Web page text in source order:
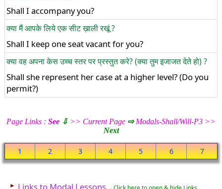
Shall I accompany you?
क्या मैं आपके लिये एक सीट ख़ाली रखूं ?
Shall I keep one seat vacant for you?
क्या वह अपना केस उच्च स्तर पर प्रस्तुत करे? (क्या तुम इजाजत देते हो) ?
Shall she represent her case at a higher level? (Do you
permit?)
Page Links : See ⇩ >> Current Page ⇨Modals-Shall/Will-P3 >>
Next
1 2 3 4 5 6 7
►